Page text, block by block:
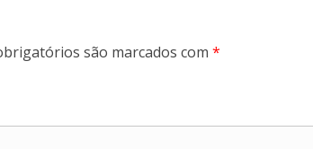
são marcados com *